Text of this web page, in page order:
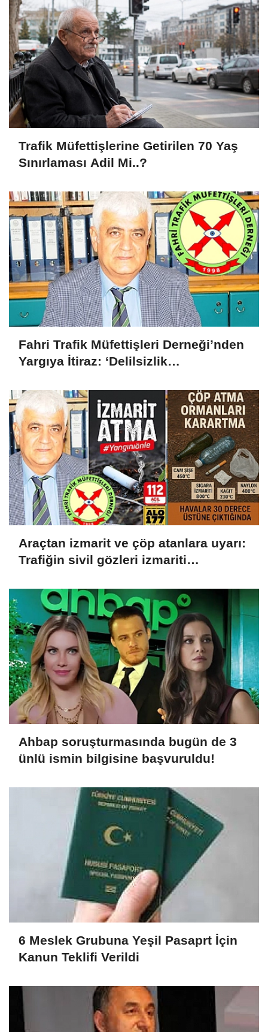
Trafik Müfettişlerine Getirilen 70 Yaş
Sınırlaması Adil Mi..?
Fahri Trafik Müfettişleri Derneği’nden
Yargıya İtiraz: ‘Delilsizlik
Hukuksuzdur’
Araçtan izmarit ve çöp atanlara uyarı:
Trafiğin sivil gözleri izmariti
Ahbap soruşturmasında bugün de 3
ünlü ismin bilgisine başvuruldu!
6 Meslek Grubuna Yeşil Pasaprt İçin
Kanun Teklifi Verildi